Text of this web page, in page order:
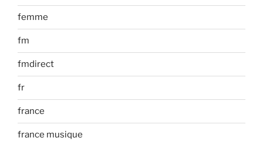
femme
fm
fmdirect
fr
france
france musique